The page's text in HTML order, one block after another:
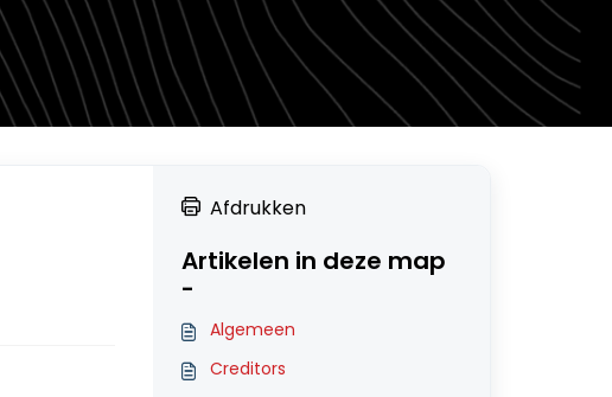
Afdrukken
Artikelen in deze map
-
Algemeen
Creditors